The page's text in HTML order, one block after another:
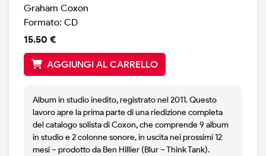
Graham Coxon
Formato: CD
15.50 €
AGGIUNGI AL CARRELLO
Album in studio inedito, registrato nel 2011. Questo
lavoro apre la prima parte di una riedizione completa
del catalogo solista di Coxon, che comprende 9 album
in studio e 2 colonne sonore, in uscita nei prossimi 12
mesi – prodotto da Ben Hillier (Blur – Think Tank).